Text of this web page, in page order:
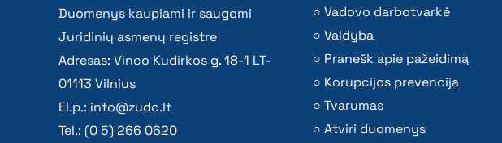
Duomenys kaupiami ir saugomi
Juridinių asmenų registre
Adresas: Vinco Kudirkos g. 18-1 LT-
01113 Vilnius
El.p.: info@zudc.lt
Tel.: (0 5) 266 0620
Vadovo darbotvarkė
Valdyba
Pranešk apie pažeidimą
Korupcijos prevencija
Tvarumas
Atviri duomenys